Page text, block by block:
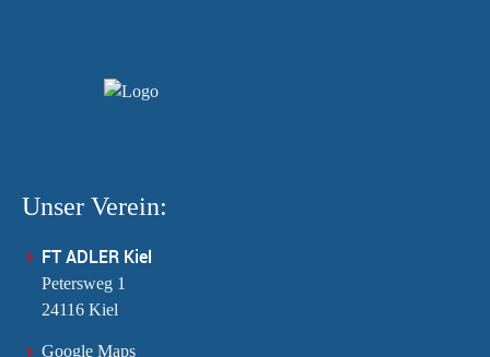
Unser Verein:
FT ADLER Kiel
Petersweg 1
24116 Kiel
Google Maps